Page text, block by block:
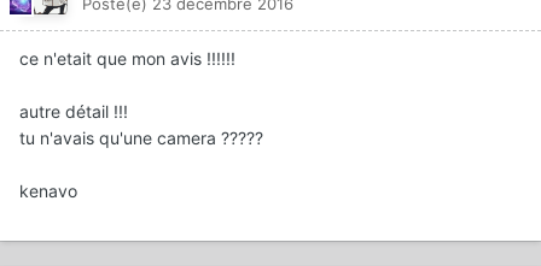
Posté(e) 23 décembre 2016
ce n'etait que mon avis !!!!!!
autre détail !!!
tu n'avais qu'une camera ?????
kenavo